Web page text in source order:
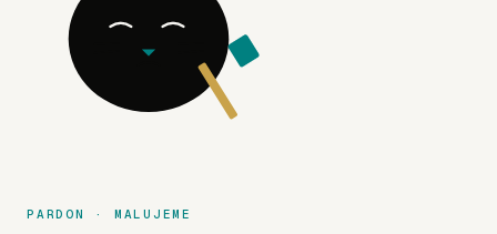
PARDON · MALUJEME